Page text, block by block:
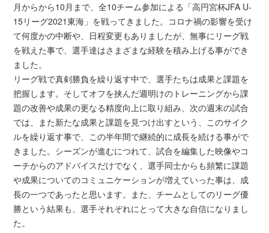
月からから10月まで、全10チーム参加による「高円宮杯JFA U-
15リーグ2021東海」を戦ってきました。コロナ禍の影響を受け
て何度かの中断や、日程変更もありましたが、無事にリーグ戦
を戦えた事で、選手達はさまざまな経験を積み上げる事ができ
ました。
リーグ戦で真剣勝負を繰り返す中で、選手たちは成果と課題を
把握します。そしてオフを挟んだ週明けのトレーニングから課
題の改善や成果の更なる精度向上に取り組み、次の週末の試合
では、また新たな成果と課題を見つけ出すという、このサイク
ルを繰り返す事で、この半年間で継続的に成長を続ける事がで
きました。シーズンが進むにつれて、試合を編集した映像やコ
ーチからのアドバイスだけでなく、選手同士からも頻繁に課題
や成果についてのコミュニケーションが増えていった事は、成
長の一つであったと思います。また、チームとしてのリーグ優
勝という結果も、選手それぞれにとって大きな自信になりまし
た。